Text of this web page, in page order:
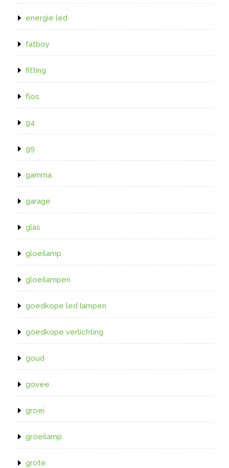
energie led
fatboy
fitting
flos
g4
g9
gamma
garage
glas
gloeilamp
gloeilampen
goedkope led lampen
goedkope verlichting
goud
govee
groei
groeilamp
grote